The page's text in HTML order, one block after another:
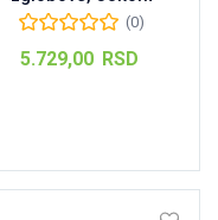
(0)
5.729,00 RSD